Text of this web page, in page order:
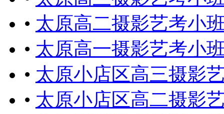
• 太原高二摄影艺考小
• 太原高一摄影艺考小
• 太原小店区高三摄影
• 太原小店区高二摄影